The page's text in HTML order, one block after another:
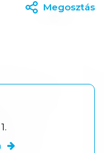
Megosztás